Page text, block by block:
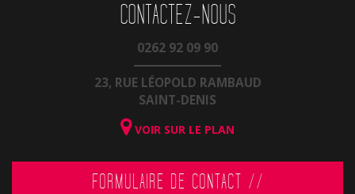
CONTACTEZ-NOUS
0262 92 09 90
23, RUE LÉOPOLD RAMBAUD
SAINT-DENIS
VOIR SUR LE PLAN
FORMULAIRE DE CONTACT //